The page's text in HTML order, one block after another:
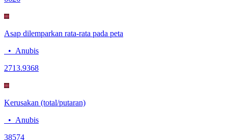
Asap dilemparkan rata-rata pada peta
• Anubis
2713.9368
Kerusakan (total/putaran)
• Anubis
38574